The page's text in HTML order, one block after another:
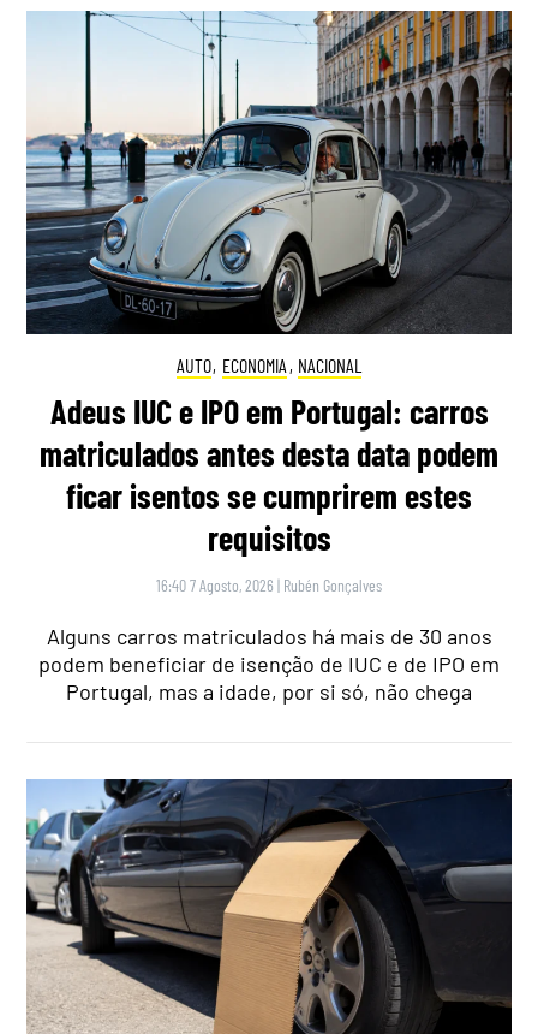
AUTO, ECONOMIA , NACIONAL
Adeus IUC e IPO em Portugal: carros
matriculados antes desta data podem
ficar isentos se cumprirem estes
requisitos
16:40 7 Agosto, 2026 | Rubén Gonçalves
Alguns carros matriculados há mais de 30 anos
podem beneficiar de isenção de IUC e de IPO em
Portugal, mas a idade, por si só, não chega